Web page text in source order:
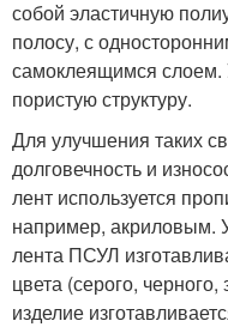
собой эластичную
полосу, с
самоклеящимся слоем.
пористую структуру.
Для улучшения таких
долговечность и
лент используется
например, акриловым.
лента ПСУЛ
цвета (серого,
изделие